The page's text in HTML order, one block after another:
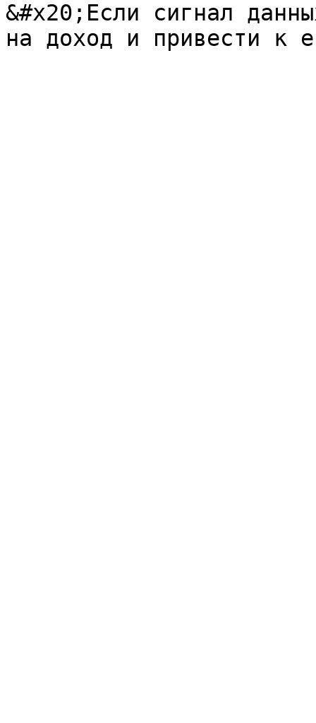
&#x20;Если сигнал